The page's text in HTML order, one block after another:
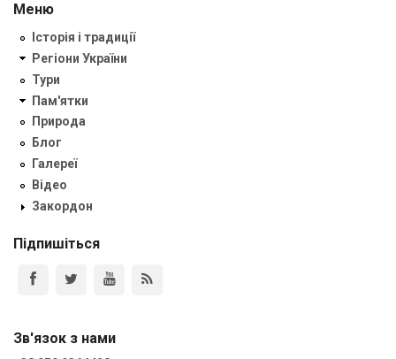
Меню
Історія і традиції
Регіони України
Тури
Пам'ятки
Природа
Блог
Галереї
Відео
Закордон
Підпишіться
Зв'язок з нами